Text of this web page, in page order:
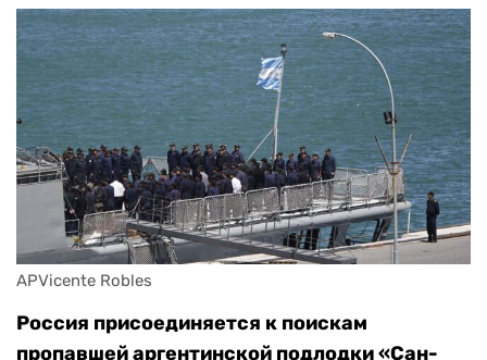
APVicente Robles
Россия присоединяется к поискам
пропавшей аргентинской подлодки «Сан-